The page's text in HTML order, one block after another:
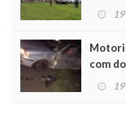
com